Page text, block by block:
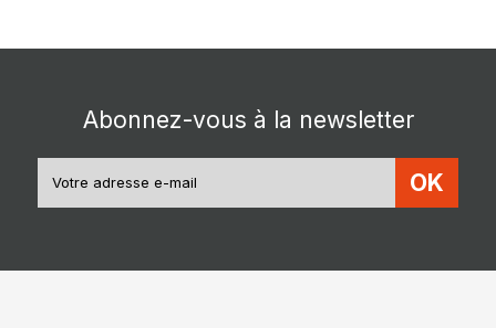
Abonnez-vous à la newsletter
OK